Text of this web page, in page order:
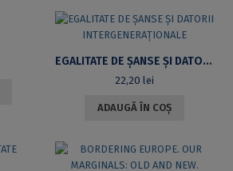
EGALITATE DE ȘANSE ȘI DATORII INTERGENERAȚIONALE
22,20lei
ADAUGĂ ÎN COȘ